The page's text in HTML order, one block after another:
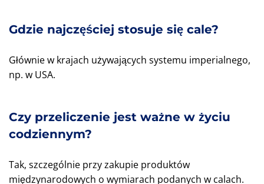
Gdzie najczęściej stosuje się cale?
Głównie w krajach używających systemu imperialnego,
np. w USA.
Czy przeliczenie jest ważne w życiu
codziennym?
Tak, szczególnie przy zakupie produktów
międzynarodowych o wymiarach podanych w calach.